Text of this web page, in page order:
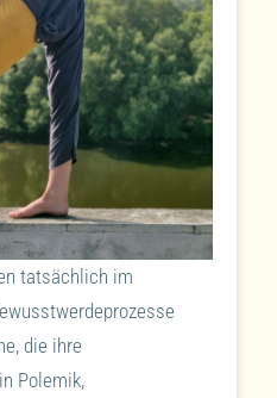
tatsächlich im
die ihre
Polemik,